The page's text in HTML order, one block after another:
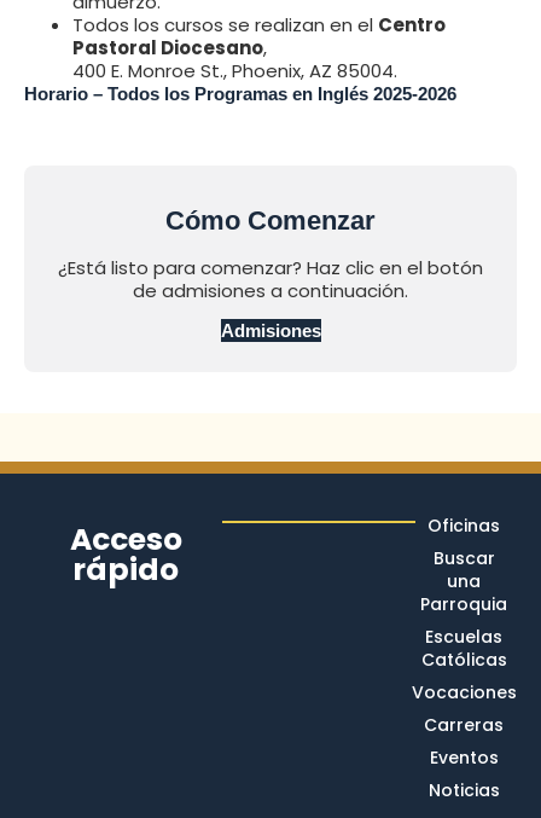
Todos los cursos se realizan en el Centro
Pastoral Diocesano,
400 E. Monroe St., Phoenix, AZ 85004.
Horario – Todos los Programas en Inglés 2025-2026
Cómo Comenzar
¿Está listo para comenzar? Haz clic en el botón
de admisiones a continuación.
Admisiones
Acceso
rápido
Oficinas
Buscar
una
Parroquia
Escuelas
Católicas
Vocaciones
Carreras
Eventos
Noticias